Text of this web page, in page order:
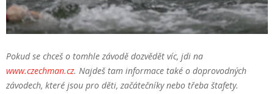
Pokud se chceš o tomhle závodě dozvědět víc, jdi na
www.czechman.cz. Najdeš tam informace také o doprovodných
závodech, které jsou pro děti, začátečníky nebo třeba štafety.